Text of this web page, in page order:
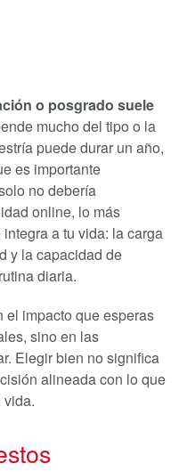
o posgrado suele
mucho del tipo o la
puede durar un año,
es importante
no debería
online, lo más
a tu vida: la carga
y la capacidad de
diaria.
el impacto que esperas
sino en las
Elegir bien no significa
alineada con lo que
vida.